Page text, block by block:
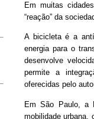
Em muitas
“reação” da
A bicicleta é a
energia para o
desenvolve
permite a
oferecidas pelo
Em São Paulo, a
mobilidade urbana,